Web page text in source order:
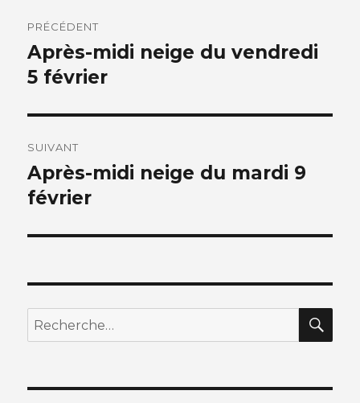
de
l’article
PRÉCÉDENT
Article
précédent :
Après-midi neige du vendredi
5 février
SUIVANT
Article
suivant :
Après-midi neige du mardi 9
février
Recherche
pour